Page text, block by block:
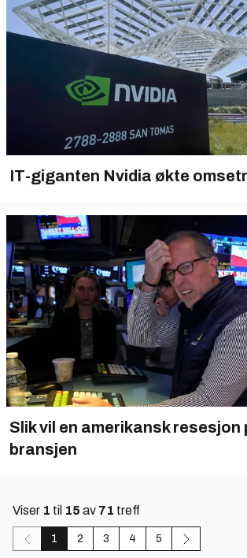
IT-giganten Nvidia økte
Slik vil en amerikansk resesjon
bransjen
Viser 1 til 15 av 71 treff
1 2 3 4 5